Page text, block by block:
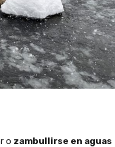
o zambullirse en aguas